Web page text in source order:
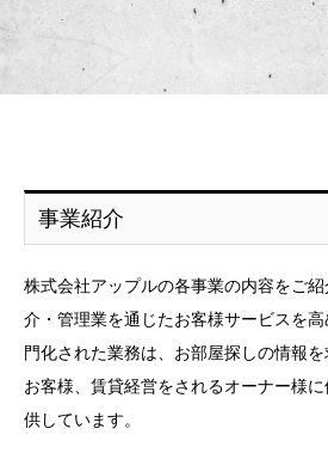
事業紹介
株式会社アップルの各事業の内容をご
介・管理業を通じたお客様サービスを
門化された業務は、お部屋探しの情報
お客様、賃貸経営をされるオーナー様
供しています。